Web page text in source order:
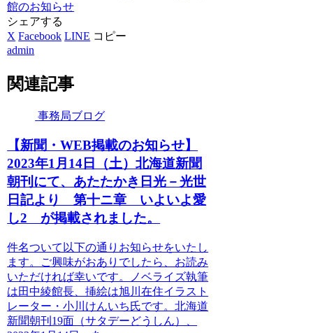
館のお知らせ
シェアする
X Facebook LINE コピー
admin
関連記事
事務局ブログ
【新聞・WEB掲載のお知らせ】
2023年1月14日（土）北海道新聞
朝刊にて、あたたかき日光－光世
日記より 第十ニ章 いよいよ愛
し2 が掲載されました。
件名ついて以下の通りお知らせをいたし
ます。ご興味がおありでしたら、お読み
いただければ幸いです。ノベライズ執筆
は田中綾館長、挿絵は旭川在住イラスト
レーター・小川けんいち氏です。北海道
新聞朝刊19面（サタデーどうしん）、